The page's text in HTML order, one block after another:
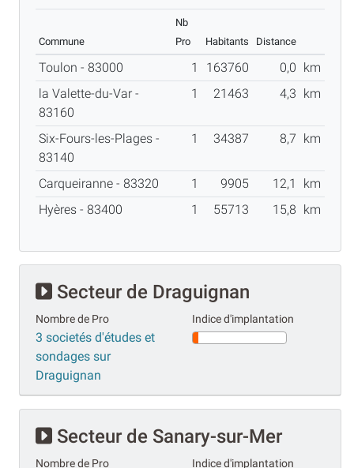
Commune
Nb
Pro
Habitants Distance
Toulon - 83000 1 163760 0,0 km
la Valette-du-Var -
83160
1 21463 4,3 km
Six-Fours-les-Plages -
83140
1 34387 8,7 km
Carqueiranne - 83320 1 9905 12,1
km
Hyères - 83400
1 55713 15,8 km
Secteur de Draguignan
Nombre de Pro
3 societés d'études et
sondages sur
Draguignan
Indice d'implantation
Secteur de Sanary-sur-Mer
Nombre de Pro Indice d'implantation